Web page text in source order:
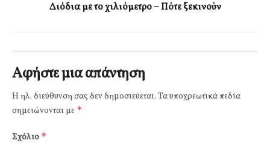
Διόδια με το χιλιόμετρο – Πότε ξεκινούν
Αφήστε μια απάντηση
Η ηλ. διεύθυνση σας δεν δημοσιεύεται. Τα υποχρεωτικά πεδία
σημειώνονται με *
Σχόλιο *